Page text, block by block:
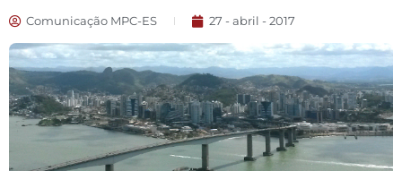
Comunicação MPC-ES 27 - abril - 2017